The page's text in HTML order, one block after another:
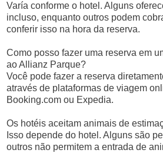
Varía conforme o hotel. Alguns
incluso, enquanto outros podem
conferir isso na hora da reserva.
Como posso fazer uma reserva em
ao Allianz Parque?
Você pode fazer a reserva
através de plataformas de viagem
Booking.com ou Expedia.
Os hotéis aceitam animais de
Isso depende do hotel. Alguns são
outros não permitem a entrada de